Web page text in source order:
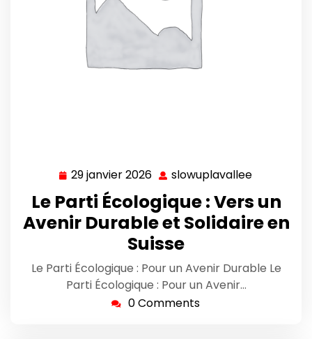
29 janvier 2026 29
janvier
2026
slowuplavallee
Le Parti Écologique : Vers un
Avenir Durable et Solidaire en
Suisse
Le Parti Écologique : Pour un Avenir Durable Le
Parti Écologique : Pour un Avenir…
0 Comments